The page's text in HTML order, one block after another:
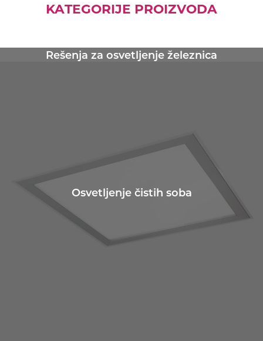
KATEGORIJE PROIZVODA
Rešenja za osvetljenje železnica
Osvetljenje čistih soba